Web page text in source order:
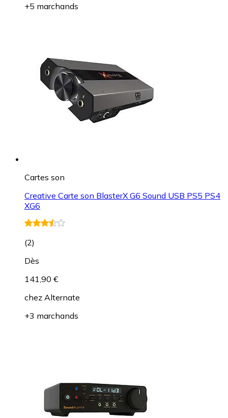
+5 marchands
Cartes son
Creative Carte son BlasterX G6 Sound USB PS5 PS4
XG6
(2)
Dès
141,90 €
chez Alternate
+3 marchands